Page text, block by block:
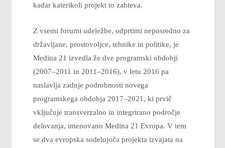
kadar katerikoli projekt to zahteva.
Z vsemi forumi udeležbe, odprtimi neposredno za
državljane, prostovoljce, tehnike in politike, je
Medina 21 izvedla že dve programski obdobji
(2007–2011 in 2011–2016), v letu 2016 pa
naslavlja zadnje podrobnosti novega
programskega obdobja 2017–2021, ki prvič
vključuje transverzalno in integrirano področje
delovanja, imenovano Medina 21 Evropa. V tem
se dva evropska sodelujoča projekta izvajata na